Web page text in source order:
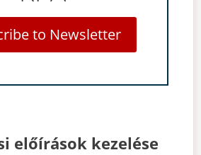
to Newsletter
előírások kezelése